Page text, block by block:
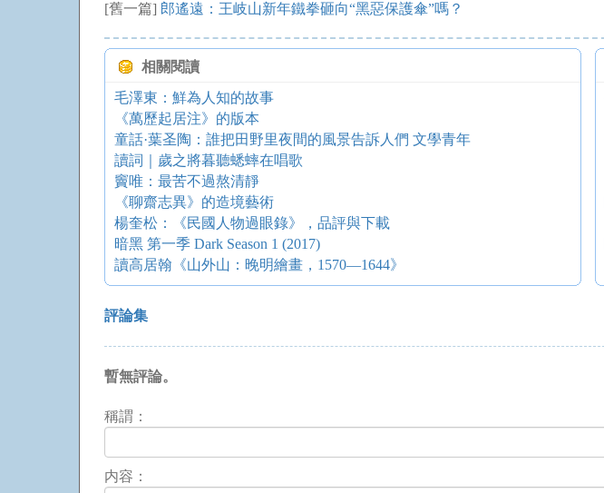
[舊一篇] 郎遙遠：王岐山新年鐵拳砸向“黑惡保護傘”嗎？
相關閱讀
毛澤東：鮮為人知的故事
《萬歷起居注》的版本
童話·葉圣陶：誰把田野里夜間的風景告訴人們 文學青年
讀詞｜歲之將暮聽蟋蟀在唱歌
竇唯：最苦不過熬清靜
《聊齋志異》的造境藝術
楊奎松：《民國人物過眼錄》，品評與下載
暗黑 第一季 Dark Season 1 (2017)
讀高居翰《山外山：晚明繪畫，1570—1644》
評論集
暫無評論。
稱謂：
内容：